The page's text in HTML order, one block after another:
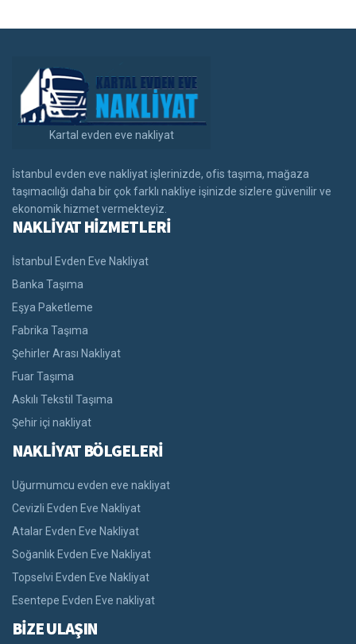
Kartal evden eve nakliyat
İstanbul evden eve nakliyat işlerinizde, ofis taşıma, mağaza
taşımacılığı daha bir çok farklı nakliye işinizde sizlere güvenilir ve
ekonomik hizmet vermekteyiz.
NAKLİYAT HİZMETLERİ
İstanbul Evden Eve Nakliyat
Banka Taşıma
Eşya Paketleme
Fabrika Taşıma
Şehirler Arası Nakliyat
Fuar Taşıma
Askılı Tekstil Taşıma
Şehir içi nakliyat
NAKLİYAT BÖLGELERİ
Uğurmumcu evden eve nakliyat
Cevizli Evden Eve Nakliyat
Atalar Evden Eve Nakliyat
Soğanlık Evden Eve Nakliyat
Topselvi Evden Eve Nakliyat
Esentepe Evden Eve nakliyat
BİZE ULAŞIN